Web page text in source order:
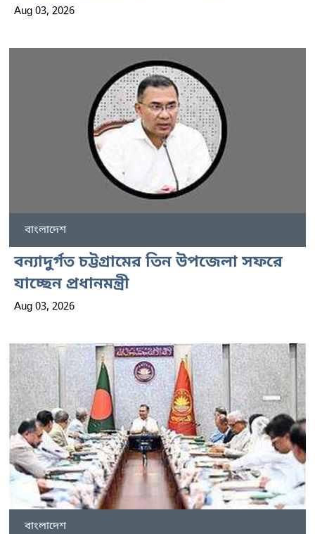
Aug 03, 2026
বাংলাদেশ
বন্যাদুর্গত চট্টগ্রামের তিন উপজেলা সফরে
যাচ্ছেন প্রধানমন্ত্রী
Aug 03, 2026
বাংলাদেশ